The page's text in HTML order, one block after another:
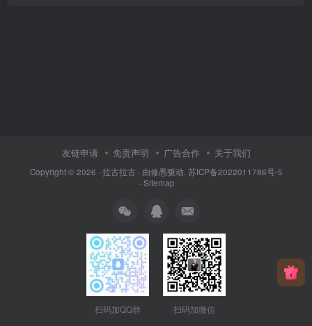
友链申请 免责声明 广告合作 关于我们
Copyright © 2026 · 拉古拉古 · 由修愚驱动. 苏ICP备2022011786号-5
· Sitemap
扫码加QQ群 扫码加微信